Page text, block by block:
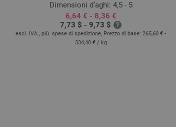
Dimensioni d’aghi: 4,5 - 5
6,64 € - 8,36 €
7,73 $ - 9,73 $
escl. IVA., più. spese di spedizione, Prezzo di base: 265,60 € -
334,40 € / kg